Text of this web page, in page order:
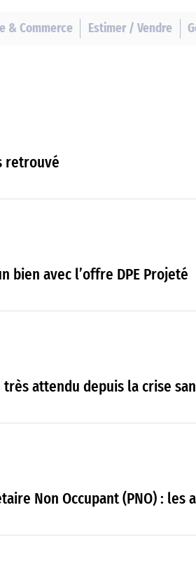
& Commerce Estimer / Vendre
retrouvé
bien avec l’offre DPE Projeté
attendu depuis la crise
Non Occupant (PNO) : les